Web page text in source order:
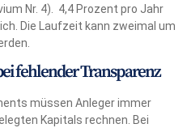
Nr. 4). 4,4 Prozent pro Jahr
Die Laufzeit kann zweimal um
fehlender Transparenz
müssen Anleger immer
Kapitals rechnen. Bei